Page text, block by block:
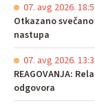
07. avg 2026.
Otkazano
nastupa
07. avg 2026.
REAGOVANJA:
odgovora